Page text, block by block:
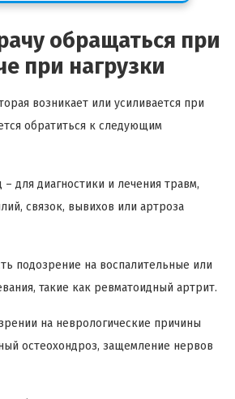
обращаться при
при нагрузки
возникает или усиливается при
обратиться к следующим
для диагностики и лечения травм,
связок, вывихов или артроза
подозрение на воспалительные или
такие как ревматоидный артрит.
на неврологические причины
остеохондроз, защемление нервов